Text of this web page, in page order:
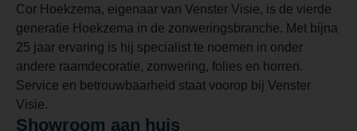
Cor Hoekzema, eigenaar van Venster Visie, is de vierde
generatie Hoekzema in de zonweringsbranche. Met bijna
25 jaar ervaring is hij specialist te noemen in onder
andere raamdecoratie, zonwering, folies en horren.
Service en betrouwbaarheid staat voorop bij Venster
Visie.
Showroom aan huis